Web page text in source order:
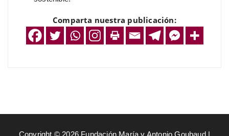
Comparta nuestra publicación:
Copyright © 2026 Fundación María y Antonio Goubaud |